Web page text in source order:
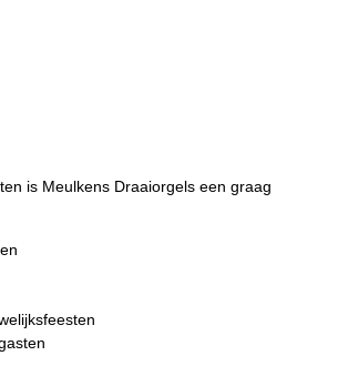
is Meulkens Draaiorgels een graag